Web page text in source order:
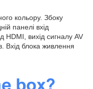
кольору. Збоку
панелі вхід
HDMI, вихід сигналу AV
Вхід блока живлення